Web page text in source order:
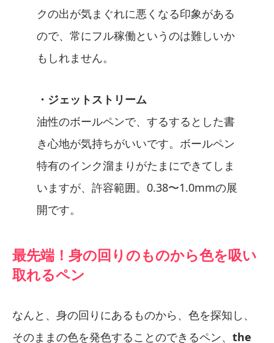
クの出が気まぐれに悪くなる印象がある
ので、常にフル稼働というのは難しいか
もしれません。
・ジェットストリーム
油性のボールペンで、するするとした書
き心地が気持ちがいいです。ボールペン
特有のインク溜まりがたまにできてしま
いますが、許容範囲。0.38〜1.0mmの展
開です。
最先端！身の回りのものから色を吸い
取れるペン
なんと、身の回りにあるものから、色を探知し、
そのままの色を発色することのできるペン、 the